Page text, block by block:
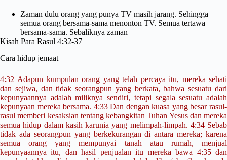
Zaman dulu orang yang punya TV masih jarang. Sehingga
semua orang bersama-sama menonton TV. Semua tertawa
bersama-sama. Sebaliknya zaman
Kisah Para Rasul 4:32-37
Cara hidup jemaat
4:32 Adapun kumpulan orang yang telah percaya itu, mereka sehati
dan sejiwa, dan tidak seorangpun yang berkata, bahwa sesuatu dari
kepunyaannya adalah miliknya sendiri, tetapi segala sesuatu adalah
kepunyaan mereka bersama. 4:33Dan dengan kuasa yang besar rasul-
rasul memberi kesaksian tentang kebangkitan Tuhan Yesus dan mereka
semua hidup dalam kasih karunia yang melimpah-limpah. 4:34Sebab
tidak ada seorangpun yang berkekurangan di antara mereka; karena
semua orang yang mempunyai tanah atau rumah, menjual
kepunyaannya itu, dan hasil penjualan itu mereka bawa 4:35dan